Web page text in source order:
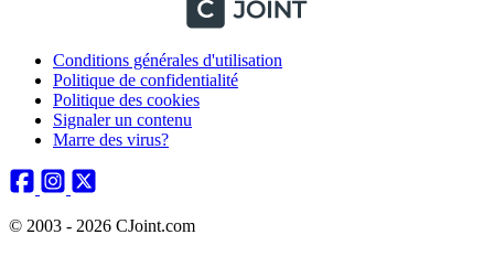
Conditions générales d'utilisation
Politique de confidentialité
Politique des cookies
Signaler un contenu
Marre des virus?
© 2003 - 2026 CJoint.com